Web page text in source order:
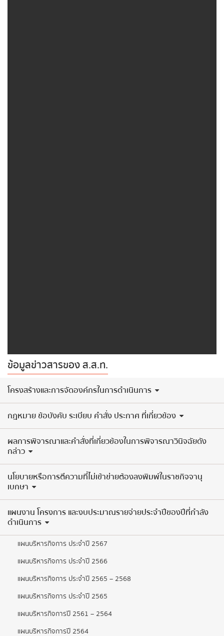
ข้อมูลข่าวสารของ ส.ส.ท.
​โครงสร้างและการจัดองค์กรในการดำเนินการ
กฎหมาย ข้อบังคับ ระเบียบ คำสั่ง ประกาศ ที่เกี่ยวข้อง
ผลการพิจารณาและคำสั่งที่เกี่ยวข้องในการพิจารณาวินิจฉัยดัง
กล่าว
นโยบายหรือการตีความที่ไม่เข้าข่ายต้องลงพิมพ์ในราชกิจจานุ
เบกษา
แผนงาน โครงการ และงบประมาณรายจ่ายประจำปีของปีที่กำลัง
ดำเนินการ
แผนบริหารกิจการ ประจำปี 2567
แผนบริหารกิจการ ประจำปี 2566
แผนบริหารกิจการ ประจำปี 2565 – 2568
แผนบริหารกิจการ ประจำปี 2565
แผนบริหารกิจการปี 2561 – 2564
แผนบริหารกิจการปี 2564